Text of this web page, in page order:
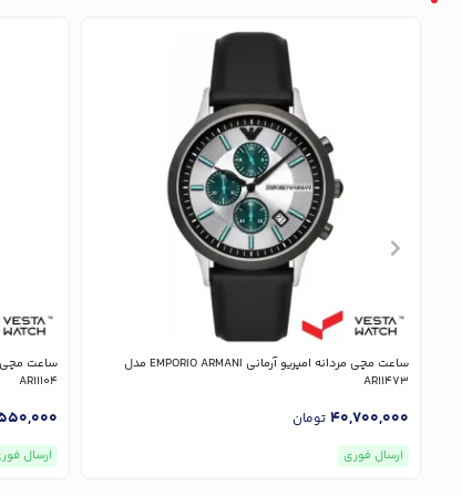
ساعت مچی مردانه امپریو آرمانی EMPORIO ARMANI مدل
AR11473
40,700,000 تومان
ارسال فوری
AR11104
ارسال